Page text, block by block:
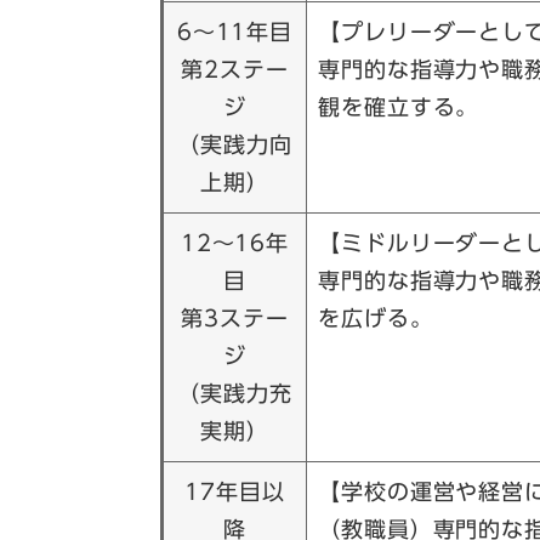
6～11年目
第2ステー
ジ
（実践力向
上期）
【プレリーダーとし
専門的な指導力や職
観を確立する。
12～16年
目
第3ステー
ジ
（実践力充
実期）
【ミドルリーダーと
専門的な指導力や職
を広げる。
17年目以
降
【学校の運営や経営
（教職員）専門的な